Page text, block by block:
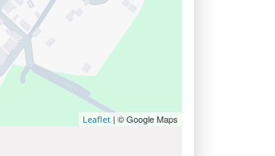
Leaflet | © Google Maps